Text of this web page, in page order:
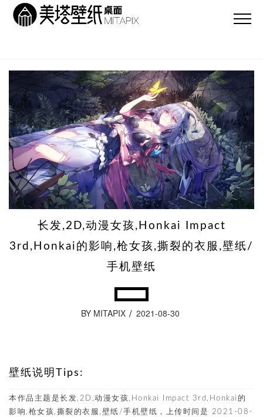
长发,2D,动漫女孩,Honkai Impact
3rd,Honkai的影响,枪女孩,撕裂的衣服,壁纸/
手机壁纸
BY MITAPIX 2021-08-30
壁纸说明Tips:
本作品主题是长发,2D,动漫女孩,Honkai Impact 3rd,Honkai的
影响,枪女孩,撕裂的衣服,壁纸/手机壁纸，上传时间是 2021-08-